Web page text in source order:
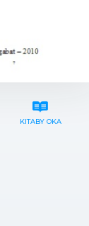
KITABY OKA